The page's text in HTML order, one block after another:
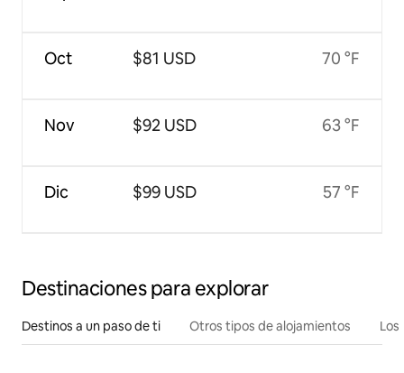
Oct
Nov
Dic
$81 USD
$92 USD
$99 USD
70 °F
63 °F
57 °F
Destinaciones para explorar
Destinos a un paso de ti Otros tipos de alojamientos